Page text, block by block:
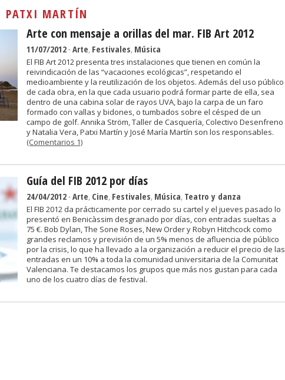
PATXI MARTÍN
Arte con mensaje a orillas del mar. FIB Art 2012
11/07/2012-Arte, Festivales, Música
El FIB Art 2012 presenta tres instalaciones que tienen en común la
reivindicación de las “vacaciones ecológicas”, respetando el
medioambiente y la reutilización de los objetos. Además del uso público
de cada obra, en la que cada usuario podrá formar parte de ella, sea
dentro de una cabina solar de rayos UVA, bajo la carpa de un faro
formado con vallas y bidones, o tumbados sobre el césped de un
campo de golf. Annika Ström, Taller de Casquería, Colectivo Desenfreno
y Natalia Vera, Patxi Martín y José María Martín son los responsables.
(Comentarios 1)
Guía del FIB 2012 por días
24/04/2012-Arte, Cine, Festivales, Música, Teatro y danza
El FIB 2012 da prácticamente por cerrado su cartel y el jueves pasado lo
presentó en Benicàssim desgranado por días, con entradas sueltas a
75 €. Bob Dylan, The Sone Roses, New Order y Robyn Hitchcock como
grandes reclamos y previsión de un 5% menos de afluencia de público
por la crisis, lo que ha llevado a la organización a reducir el precio de las
entradas en un 10% a toda la comunidad universitaria de la Comunitat
Valenciana. Te destacamos los grupos que más nos gustan para cada
uno de los cuatro días de festival.